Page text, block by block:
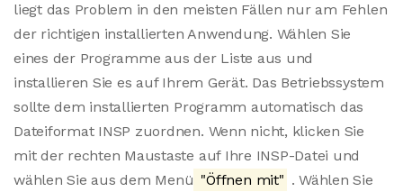
liegt das Problem in den meisten Fällen nur am Fehlen
der richtigen installierten Anwendung. Wählen Sie
eines der Programme aus der Liste aus und
installieren Sie es auf Ihrem Gerät. Das Betriebssystem
sollte dem installierten Programm automatisch das
Dateiformat INSP zuordnen. Wenn nicht, klicken Sie
mit der rechten Maustaste auf Ihre INSP-Datei und
wählen Sie aus dem Menü "Öffnen mit" . Wählen Sie